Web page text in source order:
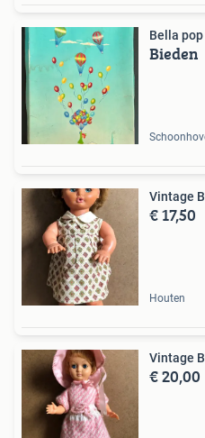
Bella pop
Bieden
Vintage
€ 17,50
Houten
Vintage
€ 20,00